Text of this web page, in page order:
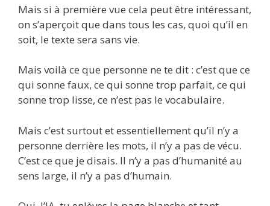
Mais si à première vue cela peut être intéressant,
on s’aperçoit que dans tous les cas, quoi qu’il en
soit, le texte sera sans vie.
Mais voilà ce que personne ne te dit : c’est que ce
qui sonne faux, ce qui sonne trop parfait, ce qui
sonne trop lisse, ce n’est pas le vocabulaire.
Mais c’est surtout et essentiellement qu’il n’y a
personne derrière les mots, il n’y a pas de vécu.
C’est ce que je disais. Il n’y a pas d’humanité au
sens large, il n’y a pas d’humain.